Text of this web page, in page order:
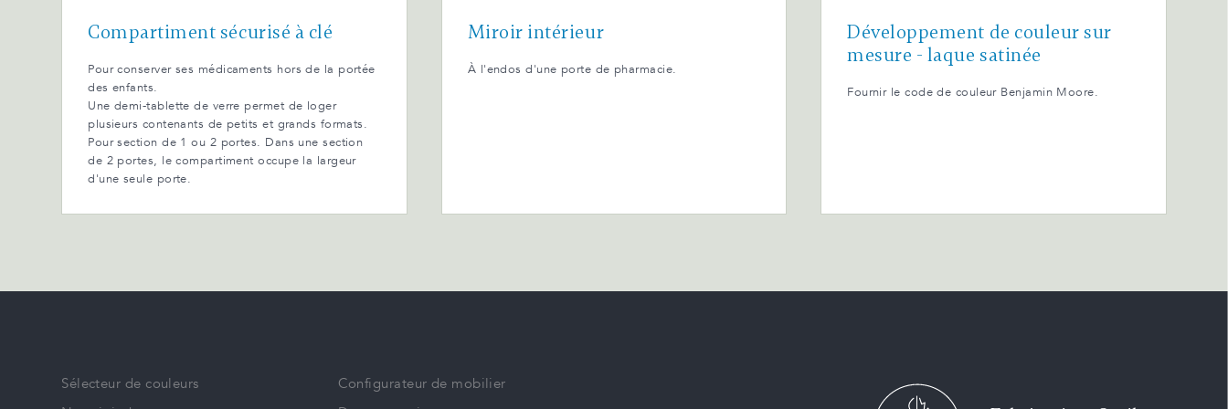
Compartiment sécurisé à clé
Pour conserver ses médicaments hors de la portée
des enfants.
Une demi-tablette de verre permet de loger
plusieurs contenants de petits et grands formats.
Pour section de 1 ou 2 portes. Dans une section
de 2 portes, le compartiment occupe la largeur
d'une seule porte.
Miroir intérieur
À l'endos d'une porte de pharmacie.
Développement de couleur sur
mesure - laque satinée
Fournir le code de couleur Benjamin Moore.
Sélecteur de couleurs
Configurateur de mobilier